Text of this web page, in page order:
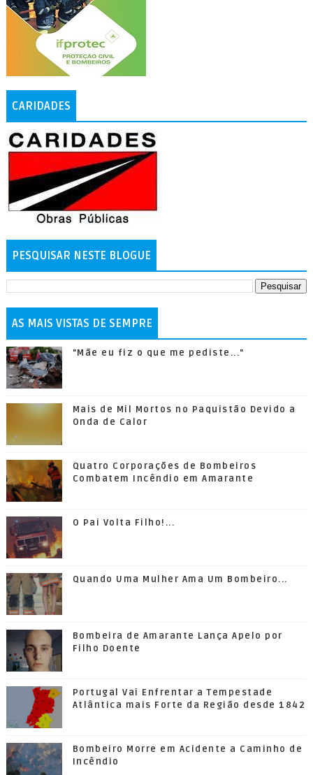
CARIDADES
PESQUISAR NESTE BLOGUE
AS MAIS VISTAS DE SEMPRE
"Mãe eu fiz o que me pediste..."
Mais de Mil Mortos no Paquistão Devido a
Onda de Calor
Quatro Corporações de Bombeiros
Combatem Incêndio em Amarante
O Pai Volta Filho!...
Quando Uma Mulher Ama Um Bombeiro...
Bombeira de Amarante Lança Apelo por
Filho Doente
Portugal Vai Enfrentar a Tempestade
Atlântica mais Forte da Região desde 1842
Bombeiro Morre em Acidente a Caminho de
Incêndio